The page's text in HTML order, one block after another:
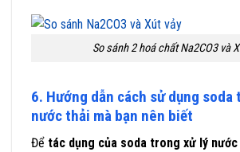
So sánh 2 hoá chất Na2CO3 và
6. Hướng dẫn cách sử dụng soda
nước thải mà bạn nên biết
Để tác dụng của soda trong xử lý